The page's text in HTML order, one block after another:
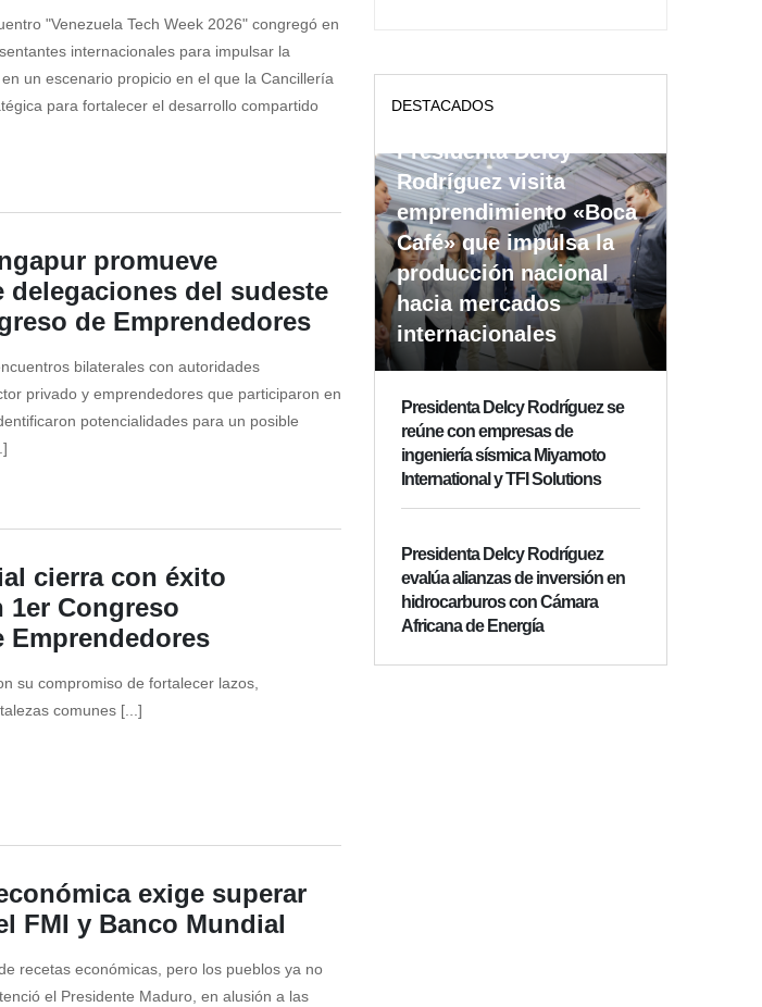
"Venezuela Tech Week 2026" congregó en
internacionales para impulsar la
un escenario propicio en el que la Cancillería
para fortalecer el desarrollo compartido
promueve
del sudeste
de Emprendedores
bilaterales con autoridades
privado y emprendedores que participaron en
potencialidades para un posible
cierra con éxito
Congreso
Emprendedores
su compromiso de fortalecer lazos,
comunes [...]
exige superar
FMI y Banco Mundial
recetas económicas, pero los pueblos ya no
el Presidente Maduro, en alusión a las
DESTACADOS
Presidenta Delcy
Rodríguez visita
emprendimiento «Boca
Café» que impulsa la
producción nacional
hacia mercados
internacionales
Presidenta Delcy Rodríguez se
reúne con empresas de
ingeniería sísmica Miyamoto
International y TFI Solutions
Presidenta Delcy Rodríguez
evalúa alianzas de inversión en
hidrocarburos con Cámara
Africana de Energía